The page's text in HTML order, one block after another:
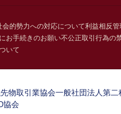
的勢力への対応について利益相反
お手続きのお願い不公正取引行為の
いて
物取引業協会一般社団法人第
協会